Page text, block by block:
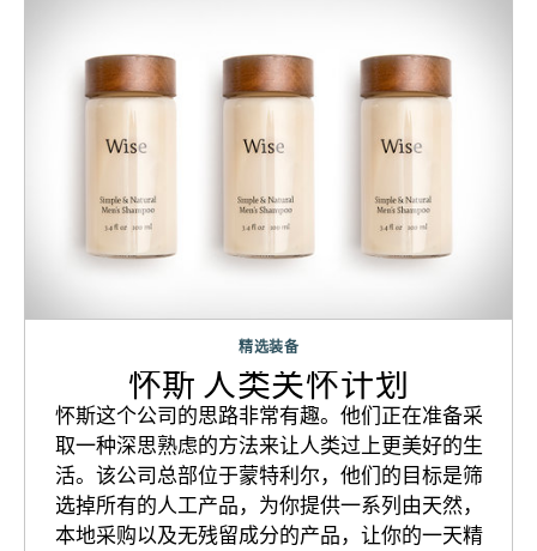
精选装备
怀斯 人类关怀计划
怀斯这个公司的思路非常有趣。他们正在准备采
取一种深思熟虑的方法来让人类过上更美好的生
活。该公司总部位于蒙特利尔，他们的目标是筛
选掉所有的人工产品，为你提供一系列由天然，
本地采购以及无残留成分的产品，让你的一天精